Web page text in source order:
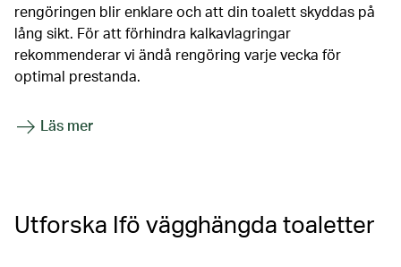
rengöringen blir enklare och att din toalett skyddas på
lång sikt. För att förhindra kalkavlagringar
rekommenderar vi ändå rengöring varje vecka för
optimal prestanda.
Läs mer
Utforska Ifö vägghängda toaletter